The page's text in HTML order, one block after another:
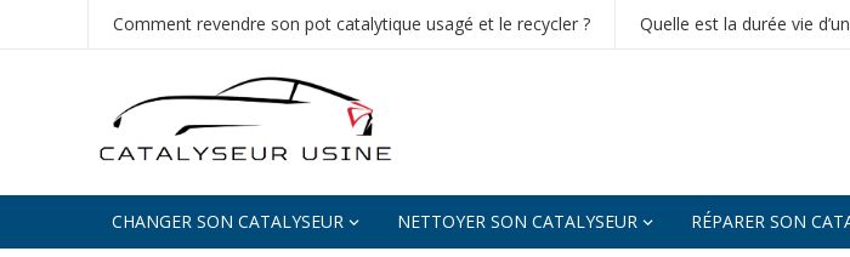
Comment revendre son pot catalytique usagé et le recycler ? Quelle est la durée vie
CHANGER SON CATALYSEUR NETTOYER SON CATALYSEUR RÉPARER SON